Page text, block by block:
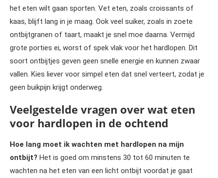
het eten wilt gaan sporten. Vet eten, zoals croissants of
kaas, blijft lang in je maag. Ook veel suiker, zoals in zoete
ontbijtgranen of taart, maakt je snel moe daarna. Vermijd
grote porties ei, worst of spek vlak voor het hardlopen. Dit
soort ontbijtjes geven geen snelle energie en kunnen zwaar
vallen. Kies liever voor simpel eten dat snel verteert, zodat je
geen buikpijn krijgt onderweg.
Veelgestelde vragen over wat eten
voor hardlopen in de ochtend
Hoe lang moet ik wachten met hardlopen na mijn
ontbijt? Het is goed om minstens 30 tot 60 minuten te
wachten na het eten van een licht ontbijt voordat je gaat